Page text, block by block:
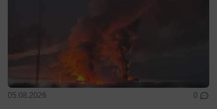
05.08.2026 0